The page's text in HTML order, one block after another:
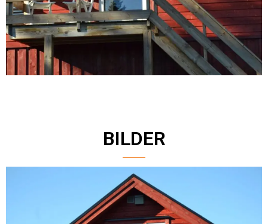
BILDER